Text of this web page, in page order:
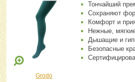
Тончайший
Сохраняют
Комфорт и
Нежные,
Дышащие и
Безопасные
Grodo